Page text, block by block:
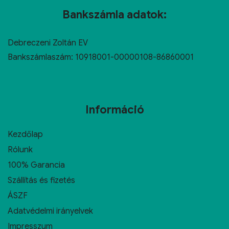
Bankszámla adatok:
Debreczeni Zoltán EV
Bankszámlaszám: 10918001-00000108-86860001
Információ
Kezdőlap
Rólunk
100% Garancia
Szállítás és fizetés
ÁSZF
Adatvédelmi irányelvek
Impresszum